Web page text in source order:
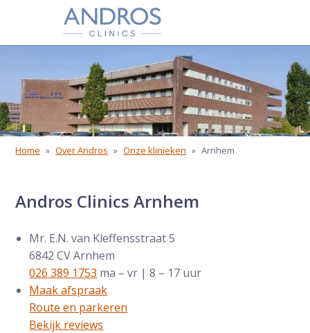
Navigatie overslaan
Home » Over Andros » Onze klinieken » Arnhem
Andros Clinics Arnhem
Mr. E.N. van Kleffensstraat 5
6842 CV Arnhem
026 389 1753 ma – vr | 8 – 17 uur
Maak afspraak
Route en parkeren
Bekijk reviews